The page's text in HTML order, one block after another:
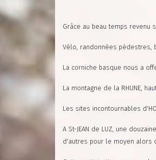
Grâce au beau temps revenu
Vélo, randonnées pédestres,
La corniche basque nous a
La montagne de la RHUNE,
Les sites incontournables
A St-JEAN de LUZ, une
d'autres pour le moyen alors